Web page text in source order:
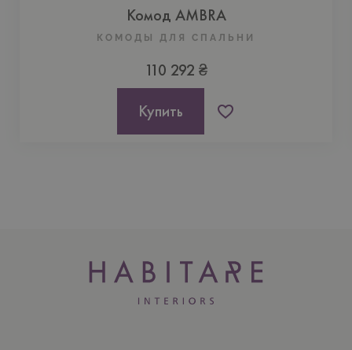
Комод AMBRA
КОМОДЫ ДЛЯ СПАЛЬНИ
110 292 ₴
Купить